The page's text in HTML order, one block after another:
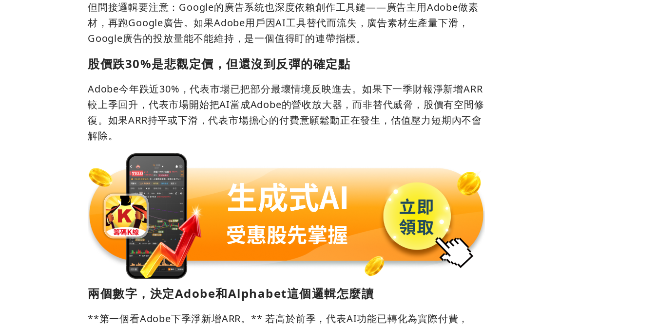
但間接邏輯要注意：Google的廣告系統也深度依賴創作工具鏈——廣告主用Adobe做素
材，再跑Google廣告。如果Adobe用戶因AI工具替代而流失，廣告素材生產量下滑，
Google廣告的投放量能不能維持，是一個值得盯的連帶指標。
股價跌30%是悲觀定價，但還沒到反彈的確定點
Adobe今年跌近30%，代表市場已把部分最壞情境反映進去。如果下一季財報淨新增ARR
較上季回升，代表市場開始把AI當成Adobe的營收放大器，而非替代威脅，股價有空間修
復。如果ARR持平或下滑，代表市場擔心的付費意願鬆動正在發生，估值壓力短期內不會
解除。
兩個數字，決定Adobe和Alphabet這個邏輯怎麼讀
**第一個看Adobe下季淨新增ARR。** 若高於前季，代表AI功能已轉化為實際付費，